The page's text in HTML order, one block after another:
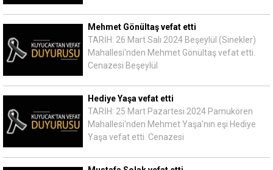
Mehmet Gönültaş vefat etti
TARİH: 26 Mart Salı 2024 Beşeylül (Sinekler)
Mahallesi'nden Mehmet Gönültaş vefat etti.
Cenazesi Beşeylül
Hediye Yaşa vefat etti
TARİH: 25 Mart Pazartesi 2024 Pamukören
Mahallesi'nden Mehmet Yaşa'nın eşi Hediye
Yaşa vefat etti. Cenazesi